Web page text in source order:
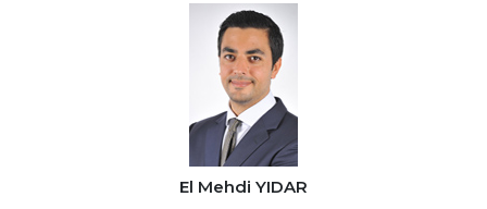
El Mehdi YIDAR